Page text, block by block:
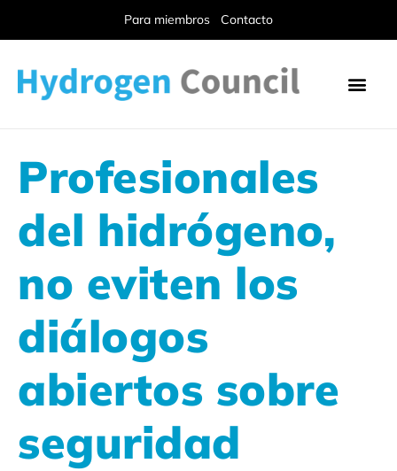
Para miembros Contacto
Profesionales
del hidrógeno,
no eviten los
diálogos
abiertos sobre
seguridad